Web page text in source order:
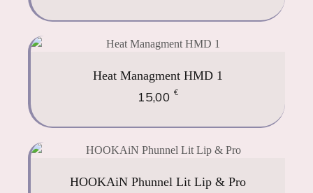
Heat Managment HMD 1
15,00 €
HOOKAiN Phunnel Lit Lip & Pro